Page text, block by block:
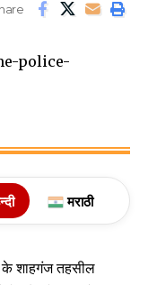
मराठी
शाहगंज तहसील